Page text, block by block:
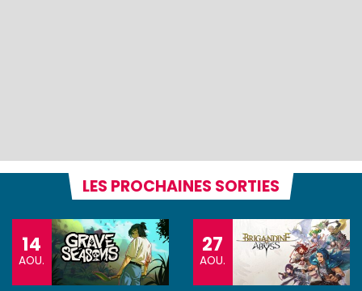
LES PROCHAINES SORTIES
14
AOU.
27
AOU.